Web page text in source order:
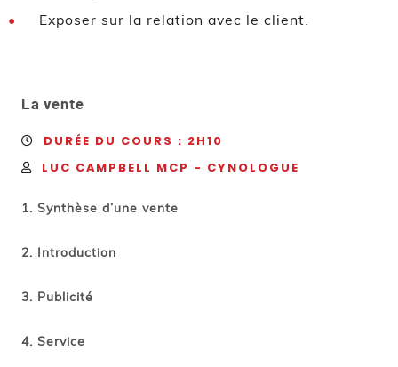
Exposer sur la relation avec le client.
La vente
DURÉE DU COURS : 2H10
LUC CAMPBELL MCP - CYNOLOGUE
Synthèse d’une vente
Introduction
Publicité
Service